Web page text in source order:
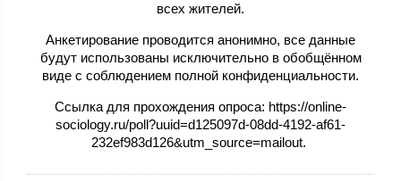
всех жителей.
Анкетирование проводится анонимно, все данные
будут использованы исключительно в обобщённом
виде с соблюдением полной конфиденциальности.
Ссылка для прохождения опроса: https://online-
sociology.ru/poll?uuid=d125097d-08dd-4192-af61-
232ef983d126&utm_source=mailout.